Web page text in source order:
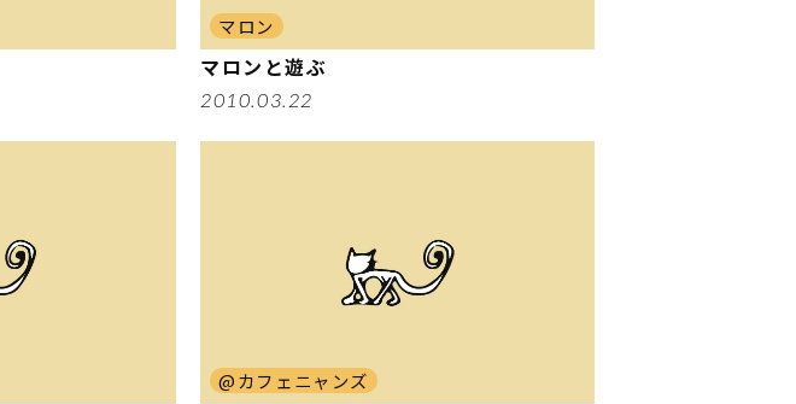
マロン
マロンと遊ぶ
2010.03.22
@カフェニャンズ